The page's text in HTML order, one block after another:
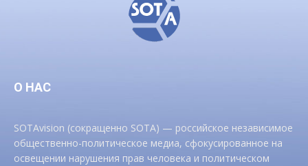
О НАС
SOTAvision (сокращенно SOTA) — российское независимое
общественно-политическое медиа, сфокусированное на
освещении нарушения прав человека и политическом